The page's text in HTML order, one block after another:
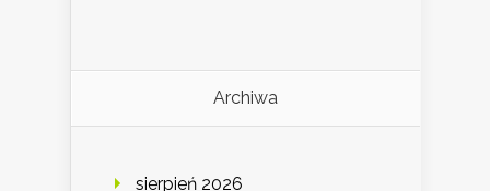
Archiwa
sierpień 2026